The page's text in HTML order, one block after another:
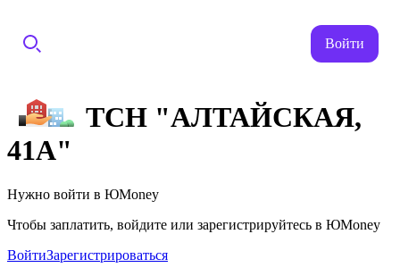
Войти
ТСН "АЛТАЙСКАЯ,
41А"
Нужно войти в ЮMoney
Чтобы заплатить, войдите или зарегистрируйтесь в ЮMoney
ВойтиЗарегистрироваться